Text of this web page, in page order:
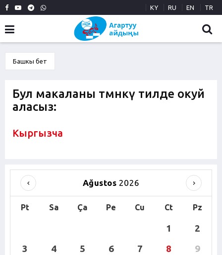
KY RU EN TR
Башкы бет
Бул макаланы төмөнкү тилде окуй
аласыз:
Кыргызча
Ağustos 2026
Pt Sa Ça Pe Cu Ct Pz
1
2
3
4 5 6 7 8
9